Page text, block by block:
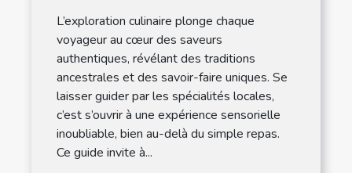
L’exploration culinaire plonge chaque
voyageur au cœur des saveurs
authentiques, révélant des traditions
ancestrales et des savoir-faire uniques. Se
laisser guider par les spécialités locales,
c’est s’ouvrir à une expérience sensorielle
inoubliable, bien au-delà du simple repas.
Ce guide invite à...